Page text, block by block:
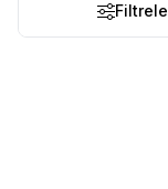
Filtrele